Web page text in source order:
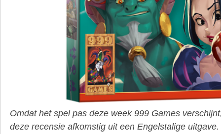
Omdat het spel pas deze week 999 Games
deze recensie afkomstig uit een Engelstalige